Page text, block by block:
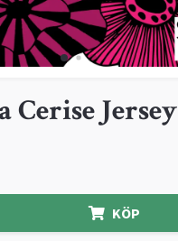
Jersey
KÖP